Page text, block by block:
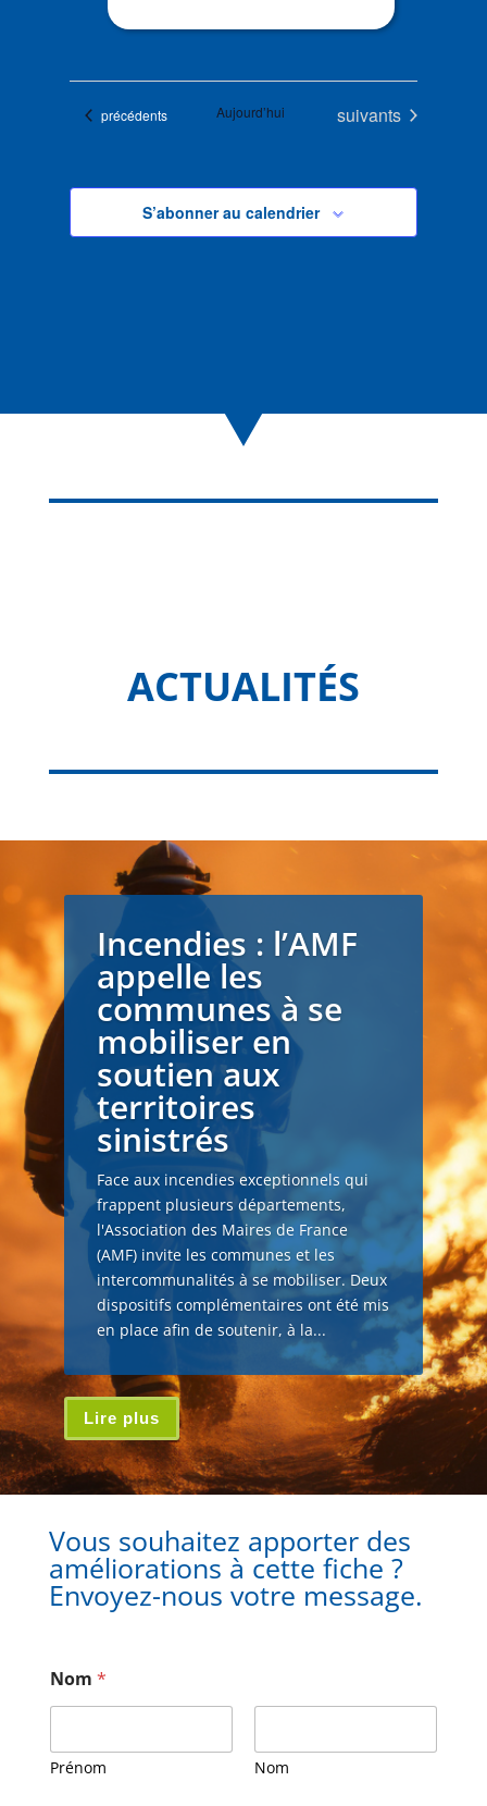
Évènements
précédents Aujourd’hui Évènements
suivants
S’abonner au calendrier
ACTUALITÉS
Incendies : l’AMF
appelle les
communes à se
mobiliser en
soutien aux
territoires
sinistrés
Face aux incendies exceptionnels qui
frappent plusieurs départements,
l'Association des Maires de France
(AMF) invite les communes et les
intercommunalités à se mobiliser. Deux
dispositifs complémentaires ont été mis
en place afin de soutenir, à la...
Lire plus
Vous souhaitez apporter des
améliorations à cette fiche ?
Envoyez-nous votre message.
Nom *
Prénom Nom